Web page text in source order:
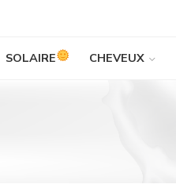
SOLAIRE CHEVEUX